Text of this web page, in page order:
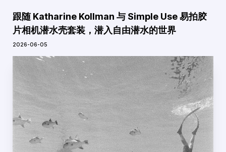
跟随 Katharine Kollman 与 Simple Use 易拍胶
片相机潜水壳套装，潜入自由潜水的世界
2026-06-05